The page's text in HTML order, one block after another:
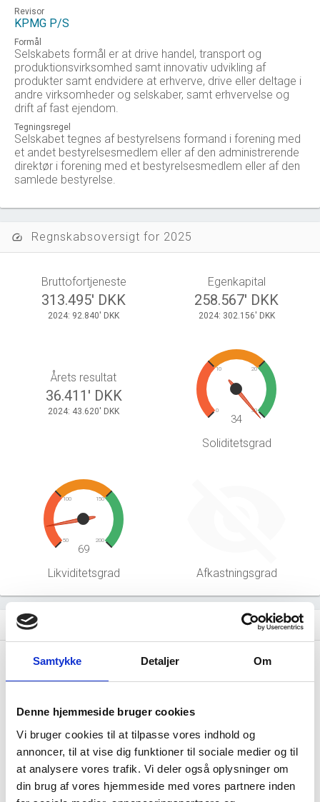
Samtykke Detaljer Om
Denne hjemmeside bruger cookies
Vi bruger cookies til at tilpasse vores indhold og
annoncer, til at vise dig funktioner til sociale medier og til
at analysere vores trafik. Vi deler også oplysninger om
din brug af vores hjemmeside med vores partnere inden
Revisor
KPMG P/S
Formål
Selskabets formål er at drive handel, transport og
produktionsvirksomhed samt innovativ udvikling af
produkter samt endvidere at erhverve, drive eller deltage i
andre virksomheder og selskaber, samt erhvervelse og
drift af fast ejendom.
Tegningsregel
Selskabet tegnes af bestyrelsens formand i forening med
et andet bestyrelsesmedlem eller af den administrerende
direktør i forening med et bestyrelsesmedlem eller af den
samlede bestyrelse.
speed Regnskabsoversigt for 2025
Bruttofortjeneste
313.495' DKK
2024: 92.840' DKK
Egenkapital
258.567' DKK
2024: 302.156' DKK
Årets resultat
36.411' DKK
2024: 43.620' DKK 0
10 20
30
34
Soliditetsgrad
50
100 150
200
69
Likviditetsgrad Afkastningsgrad
file_download Hent årsrapporter som PDF
Årsrapporten 2025-12
Årsrapporten 2023-12
Årsrapporten 2022-12